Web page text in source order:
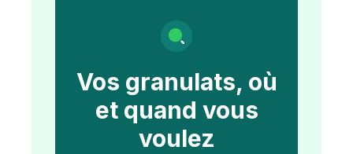
Vos granulats, où
et quand vous
voulez